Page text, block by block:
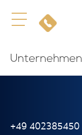
Unternehmen
+49 402385450